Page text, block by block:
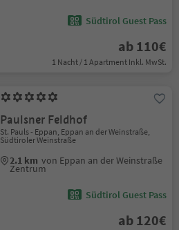
Südtirol Guest Pass
ab 110€
1 Nacht / 1 Apartment Inkl. MwSt.
Paulsner Feldhof
St. Pauls - Eppan, Eppan an der Weinstraße,
Südtiroler Weinstraße
2.1 km von Eppan an der Weinstraße
Zentrum
Südtirol Guest Pass
ab 120€